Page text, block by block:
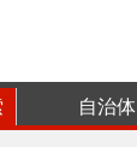
自治体